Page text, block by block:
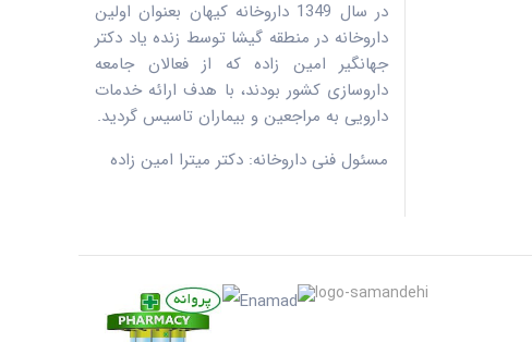
در سال 1349 داروخانه کیهان بعنوان اولین
داروخانه در منطقه گیشا توسط زنده یاد دکتر
جهانگیر امین زاده که از فعالان جامعه
داروسازی کشور بودند، با هدف ارائه خدمات
دارویی به مراجعین و بیماران تاسیس گردید.
مسئول فنی داروخانه: دکتر میترا امین زاده